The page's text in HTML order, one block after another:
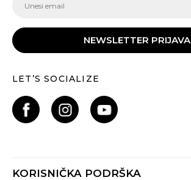
NEWSLETTER PRIJAVA
LET’S SOCIALIZE
KORISNIČKA PODRŠKA